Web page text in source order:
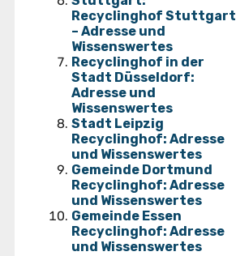
Recyclinghof Stuttgart
– Adresse und
Wissenswertes
Recyclinghof in der
Stadt Düsseldorf:
Adresse und
Wissenswertes
Stadt Leipzig
Recyclinghof: Adresse
und Wissenswertes
Gemeinde Dortmund
Recyclinghof: Adresse
und Wissenswertes
Gemeinde Essen
Recyclinghof: Adresse
und Wissenswertes